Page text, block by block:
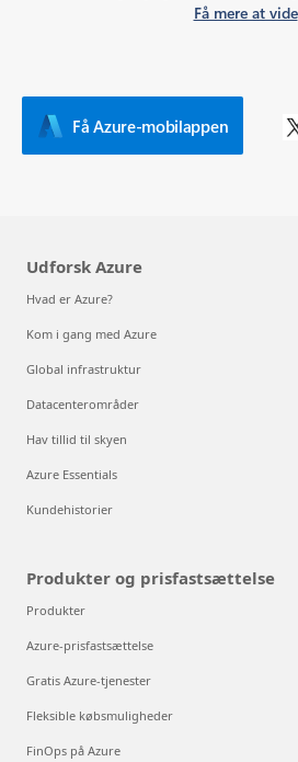
Få mere at vide
Få Azure-mobilappen
Udforsk Azure
Hvad er Azure?
Kom i gang med Azure
Global infrastruktur
Datacenterområder
Hav tillid til skyen
Azure Essentials
Kundehistorier
Produkter og prisfastsættelse
Produkter
Azure-prisfastsættelse
Gratis Azure-tjenester
Fleksible købsmuligheder
FinOps på Azure